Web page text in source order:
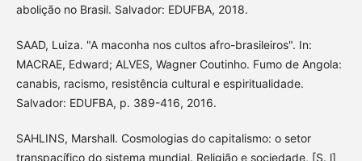
abolição no Brasil. Salvador: EDUFBA, 2018.
SAAD, Luiza. "A maconha nos cultos afro-brasileiros". In:
MACRAE, Edward; ALVES, Wagner Coutinho. Fumo de Angola:
canabis, racismo, resistência cultural e espiritualidade.
Salvador: EDUFBA, p. 389-416, 2016.
SAHLINS, Marshall. Cosmologias do capitalismo: o setor
transpacífico do sistema mundial. Religião e sociedade, [S. l]